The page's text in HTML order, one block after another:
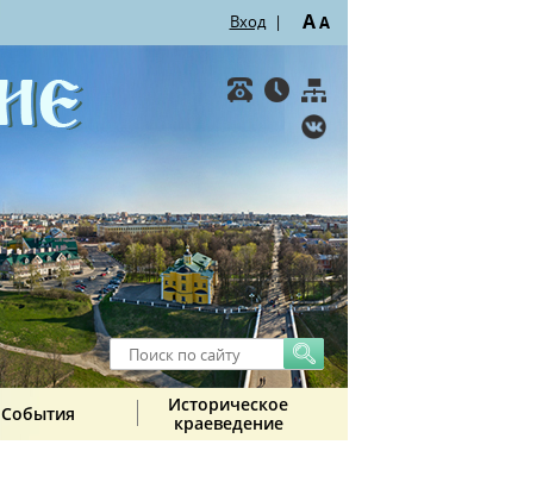
Вход | AA
События
Историческое
краеведение